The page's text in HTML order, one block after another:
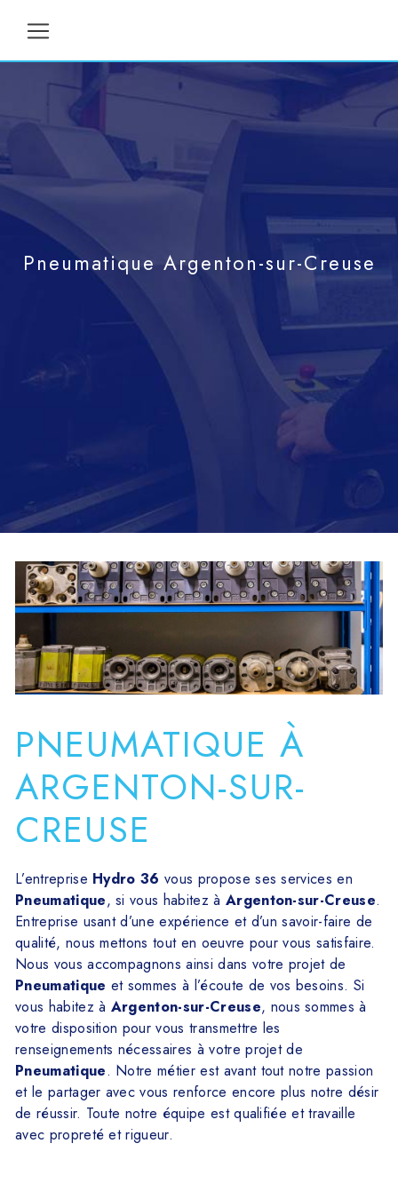
Pneumatique Argenton-sur-Creuse
PNEUMATIQUE À
ARGENTON-SUR-
CREUSE
L’entreprise Hydro 36 vous propose ses services en
Pneumatique, si vous habitez à Argenton-sur-Creuse.
Entreprise usant d’une expérience et d’un savoir-faire de
qualité, nous mettons tout en oeuvre pour vous satisfaire.
Nous vous accompagnons ainsi dans votre projet de
Pneumatique et sommes à l’écoute de vos besoins. Si
vous habitez à Argenton-sur-Creuse, nous sommes à
votre disposition pour vous transmettre les
renseignements nécessaires à votre projet de
Pneumatique. Notre métier est avant tout notre passion
et le partager avec vous renforce encore plus notre désir
de réussir. Toute notre équipe est qualifiée et travaille
avec propreté et rigueur.